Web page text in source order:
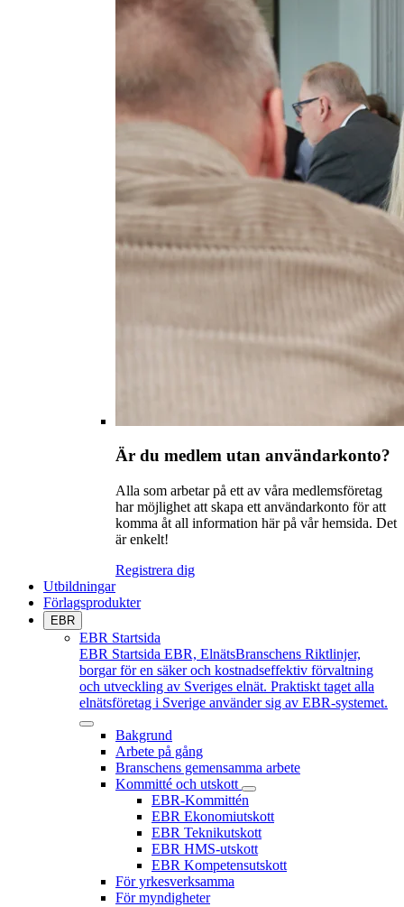
Är du medlem utan användarkonto?
Alla som arbetar på ett av våra medlemsföretag
har möjlighet att skapa ett användarkonto för att
komma åt all information här på vår hemsida. Det
är enkelt!
Registrera dig
Utbildningar
Förlagsprodukter
EBR
EBR Startsida
EBR Startsida EBR, ElnätsBranschens Riktlinjer,
borgar för en säker och kostnadseffektiv förvaltning
och utveckling av Sveriges elnät. Praktiskt taget alla
elnätsföretag i Sverige använder sig av EBR-systemet.
Bakgrund
Arbete på gång
Branschens gemensamma arbete
Kommitté och utskott
EBR-Kommittén
EBR Ekonomiutskott
EBR Teknikutskott
EBR HMS-utskott
EBR Kompetensutskott
För yrkesverksamma
För myndigheter